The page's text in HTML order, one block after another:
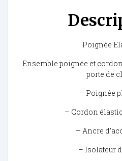
Poignée
Ensemble poignée et
porte de
– Poignée
– Cordon
– Ancre
– Isolateur